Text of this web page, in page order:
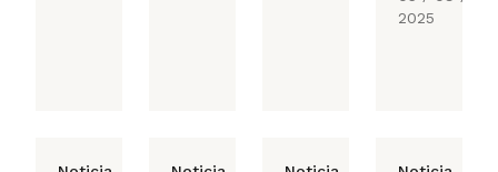
2025